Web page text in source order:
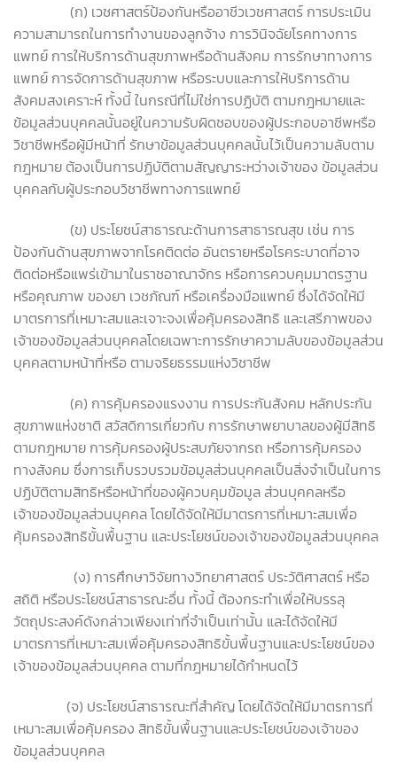
(ก) เวชศาสตร์ป้องกันหรืออาชีวเวชศาสตร์ การประเมิน
ความสามารถในการทำงานของลูกจ้าง การวินิจฉัยโรคทางการ
แพทย์ การให้บริการด้านสุขภาพหรือด้านสังคม การรักษาทางการ
แพทย์ การจัดการด้านสุขภาพ หรือระบบและการให้บริการด้าน
สังคมสงเคราะห์ ทั้งนี้ ในกรณีที่ไม่ใช่การปฏิบัติ ตามกฎหมายและ
ข้อมูลส่วนบุคคลนั้นอยู่ในความรับผิดชอบของผู้ประกอบอาชีพหรือ
วิชาชีพหรือผู้มีหน้าที่ รักษาข้อมูลส่วนบุคคลนั้นไว้เป็นความลับตาม
กฎหมาย ต้องเป็นการปฏิบัติตามสัญญาระหว่างเจ้าของ ข้อมูลส่วน
บุคคลกับผู้ประกอบวิชาชีพทางการแพทย์
(ข) ประโยชน์สาธารณะด้านการสาธารณสุข เช่น การ
ป้องกันด้านสุขภาพจากโรคติดต่อ อันตรายหรือโรคระบาดที่อาจ
ติดต่อหรือแพร่เข้ามาในราชอาณาจักร หรือการควบคุมมาตรฐาน
หรือคุณภาพ ของยา เวชภัณฑ์ หรือเครื่องมือแพทย์ ซึ่งได้จัดให้มี
มาตรการที่เหมาะสมและเจาะจงเพื่อคุ้มครองสิทธิ และเสรีภาพของ
เจ้าของข้อมูลส่วนบุคคลโดยเฉพาะการรักษาความลับของข้อมูลส่วน
บุคคลตามหน้าที่หรือ ตามจริยธรรมแห่งวิชาชีพ
(ค) การคุ้มครองแรงงาน การประกันสังคม หลักประกัน
สุขภาพแห่งชาติ สวัสดิการเกี่ยวกับ การรักษาพยาบาลของผู้มีสิทธิ
ตามกฎหมาย การคุ้มครองผู้ประสบภัยจากรถ หรือการคุ้มครอง
ทางสังคม ซึ่งการเก็บรวบรวมข้อมูลส่วนบุคคลเป็นสิ่งจำเป็นในการ
ปฏิบัติตามสิทธิหรือหน้าที่ของผู้ควบคุมข้อมูล ส่วนบุคคลหรือ
เจ้าของข้อมูลส่วนบุคคล โดยได้จัดให้มีมาตรการที่เหมาะสมเพื่อ
คุ้มครองสิทธิขั้นพื้นฐาน และประโยชน์ของเจ้าของข้อมูลส่วนบุคคล
(ง) การศึกษาวิจัยทางวิทยาศาสตร์ ประวัติศาสตร์ หรือ
สถิติ หรือประโยชน์สาธารณะอื่น ทั้งนี้ ต้องกระทำเพื่อให้บรรลุ
วัตถุประสงค์ดังกล่าวเพียงเท่าที่จำเป็นเท่านั้น และได้จัดให้มี
มาตรการที่เหมาะสมเพื่อคุ้มครองสิทธิขั้นพื้นฐานและประโยชน์ของ
เจ้าของข้อมูลส่วนบุคคล ตามที่กฎหมายได้กำหนดไว้
(จ) ประโยชน์สาธารณะที่สำคัญ โดยได้จัดให้มีมาตรการที่
เหมาะสมเพื่อคุ้มครอง สิทธิขั้นพื้นฐานและประโยชน์ของเจ้าของ
ข้อมูลส่วนบุคคล